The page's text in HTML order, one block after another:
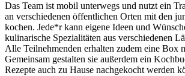
Das Team ist mobil unterwegs und nutzt ein
an verschiedenen öffentlichen Orten mit den
kochen. Jede*r kann eigene Ideen und
kulinarische Spezialitäten aus verschiedenen
Alle Teilnehmenden erhalten zudem eine Box
Gemeinsam gestalten sie außerdem ein
Rezepte auch zu Hause nachgekocht werden